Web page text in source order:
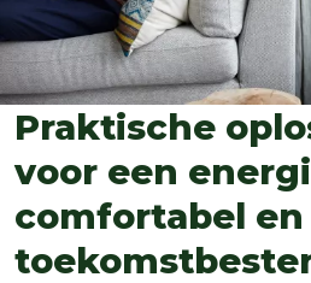
Praktische
voor een
comfortabel en